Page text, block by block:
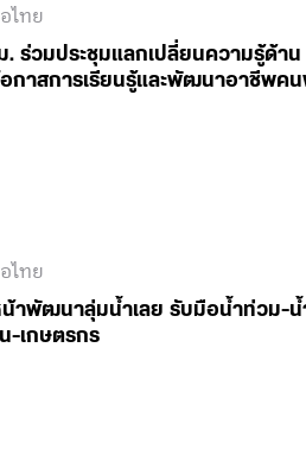
ไทย
. ร่วมประชุมแลกเปลี่ยนความรู้ด้า
โอกาสการเรียนรู้และพัฒนาอาชีพ
ไทย
หน้าพัฒนาลุ่มน้ำเลย รับมือน้ำท่วม
-เกษตรกร